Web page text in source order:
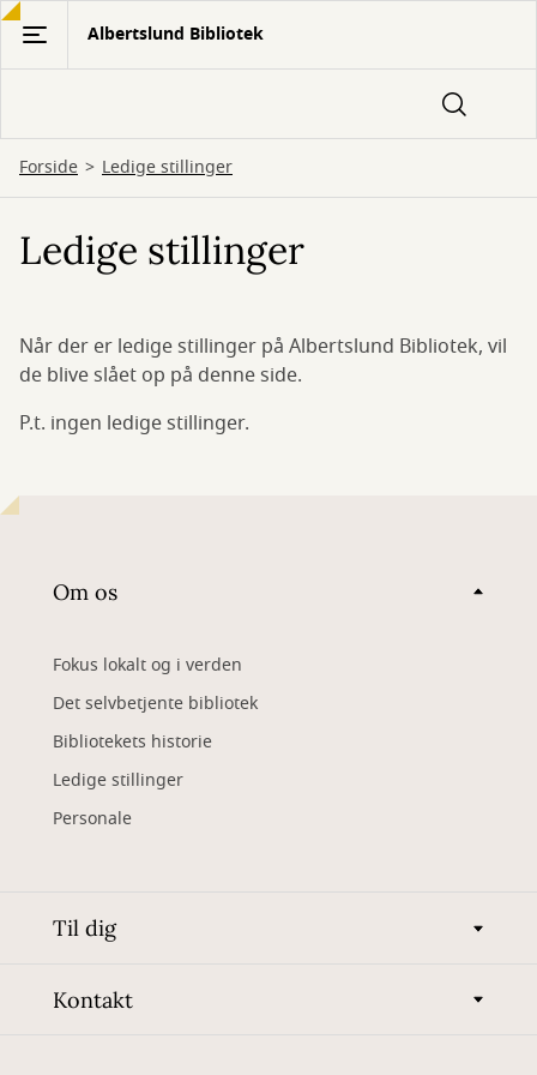
Gå
hovedindhold
Albertslund Bibliotek
Forside Ledige stillinger
Ledige stillinger
Når der er ledige stillinger på Albertslund Bibliotek, vil
de blive slået op på denne side.
P.t. ingen ledige stillinger.
Om os
Fokus lokalt og i verden
Det selvbetjente bibliotek
Bibliotekets historie
Ledige stillinger
Personale
Til dig
Kontakt